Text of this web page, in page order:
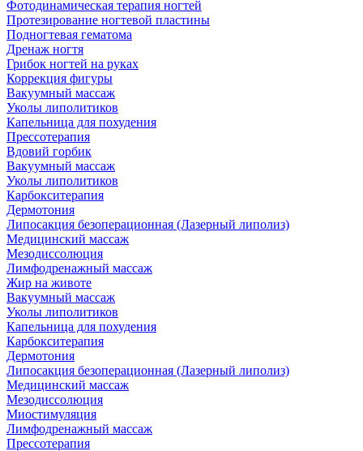
Фотодинамическая терапия ногтей
Протезирование ногтевой пластины
Подногтевая гематома
Дренаж ногтя
Грибок ногтей на руках
Коррекция фигуры
Вакуумный массаж
Уколы липолитиков
Капельница для похудения
Прессотерапия
Вдовий горбик
Вакуумный массаж
Уколы липолитиков
Карбокситерапия
Дермотония
Липосакция безоперационная (Лазерный липолиз)
Медицинский массаж
Мезодиссолюция
Лимфодренажный массаж
Жир на животе
Вакуумный массаж
Уколы липолитиков
Капельница для похудения
Карбокситерапия
Дермотония
Липосакция безоперационная (Лазерный липолиз)
Медицинский массаж
Мезодиссолюция
Миостимуляция
Лимфодренажный массаж
Прессотерапия